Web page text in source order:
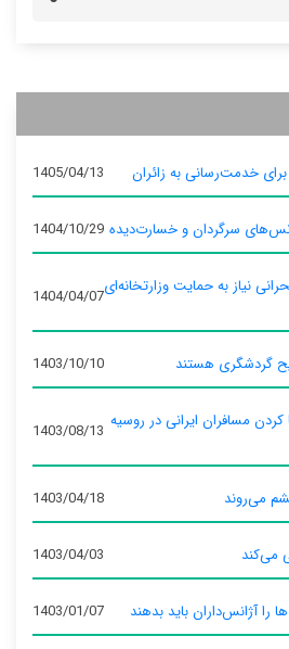
خدمت‌رسانی به زائران 1405/04/13
سرگردان و خسارت‌دیده 1404/10/29
نیاز به حمایت وزارتخانه‌ای1404/04/07
گردشگری هستند 1403/10/10
مسافران ایرانی در روسیه 1403/08/13
می‌روند 1403/04/18
1403/04/03
را آژانس‌داران باید بدهند 1403/01/07